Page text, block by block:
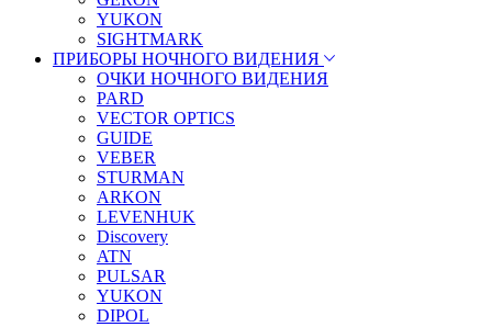
YUKON
SIGHTMARK
ПРИБОРЫ НОЧНОГО ВИДЕНИЯ
ОЧКИ НОЧНОГО ВИДЕНИЯ
PARD
VECTOR OPTICS
GUIDE
VEBER
STURMAN
ARKON
LEVENHUK
Discovery
ATN
PULSAR
YUKON
DIPOL